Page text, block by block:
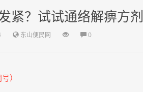
紧？试试通络解痹方剂
东山便民网 0
）